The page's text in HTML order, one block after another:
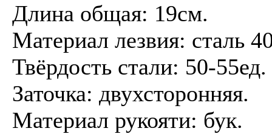
Длина общая: 19см.
Материал лезвия: сталь
Твёрдость стали: 50-
Заточка: двухсторонняя.
Материал рукояти: бук.